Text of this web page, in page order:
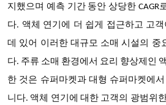
지했으며 예측 기간 동안 상당한 CAGR
다. 액체 연기에 더 쉽게 접근하고 고
데 있어 이러한 대규모 소매 시설의 중
다. 주류 소매 환경에서 요리 향상제인
한 것은 슈퍼마켓과 대형 슈퍼마켓에
니다. 액체 연기에 대한 고객의 광범위